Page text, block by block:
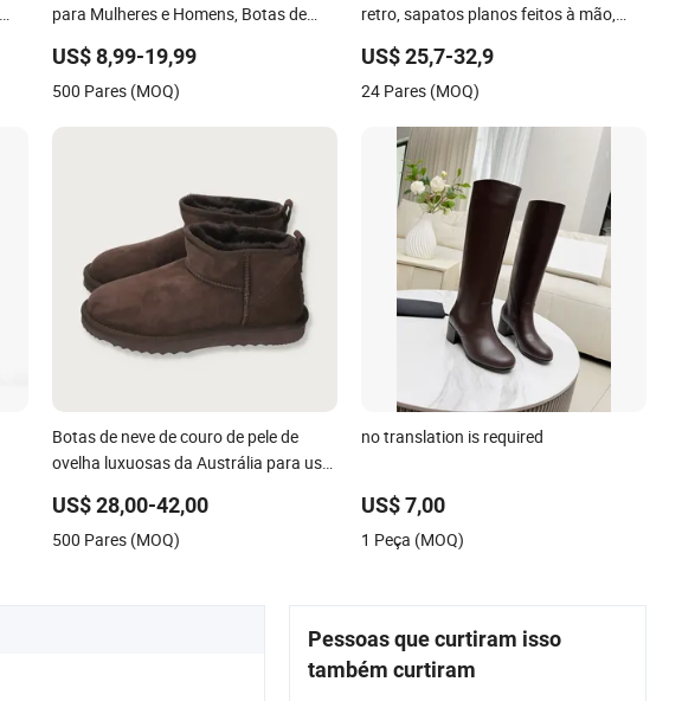
para Mulheres e Homens, Botas de
US$ 8,99-19,99
500 Pares (MOQ)
retro, sapatos planos feitos à mão,
US$ 25,7-32,9
24 Pares (MOQ)
Botas de neve de couro de pele de
ovelha luxuosas da Austrália para uso
US$ 28,00-42,00
500 Pares (MOQ)
no translation is required
US$ 7,00
1 Peça (MOQ)
Pessoas que curtiram isso
também curtiram